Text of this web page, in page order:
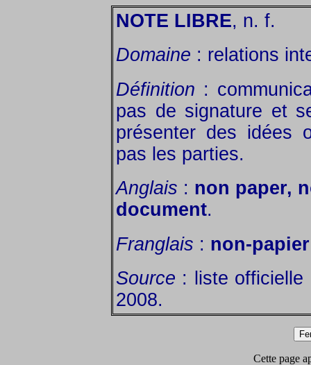
NOTE LIBRE, n. f.
Domaine : relations
Définition :
pas de signature et
présenter des idées
pas les parties.
Anglais : non paper,
document.
Franglais : non-papier
Source : liste officielle
2008.
Cette page